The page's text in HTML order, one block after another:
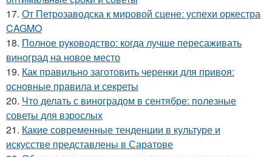
17. От Петрозаводска к мировой сцене: успехи оркестра
CAGMO
18. Полное руководство: когда лучше пересаживать
виноград на новое место
19. Как правильно заготовить черенки для привоя:
основные правила и секреты
20. Что делать с виноградом в сентябре: полезные
советы для взрослых
21. Какие современные тенденции в культуре и
искусстве представлены в Саратове